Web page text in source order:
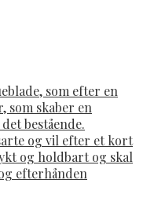
som efter en
som skaber en
bestående.
og vil efter et kort
og holdbart og skal
efterhånden